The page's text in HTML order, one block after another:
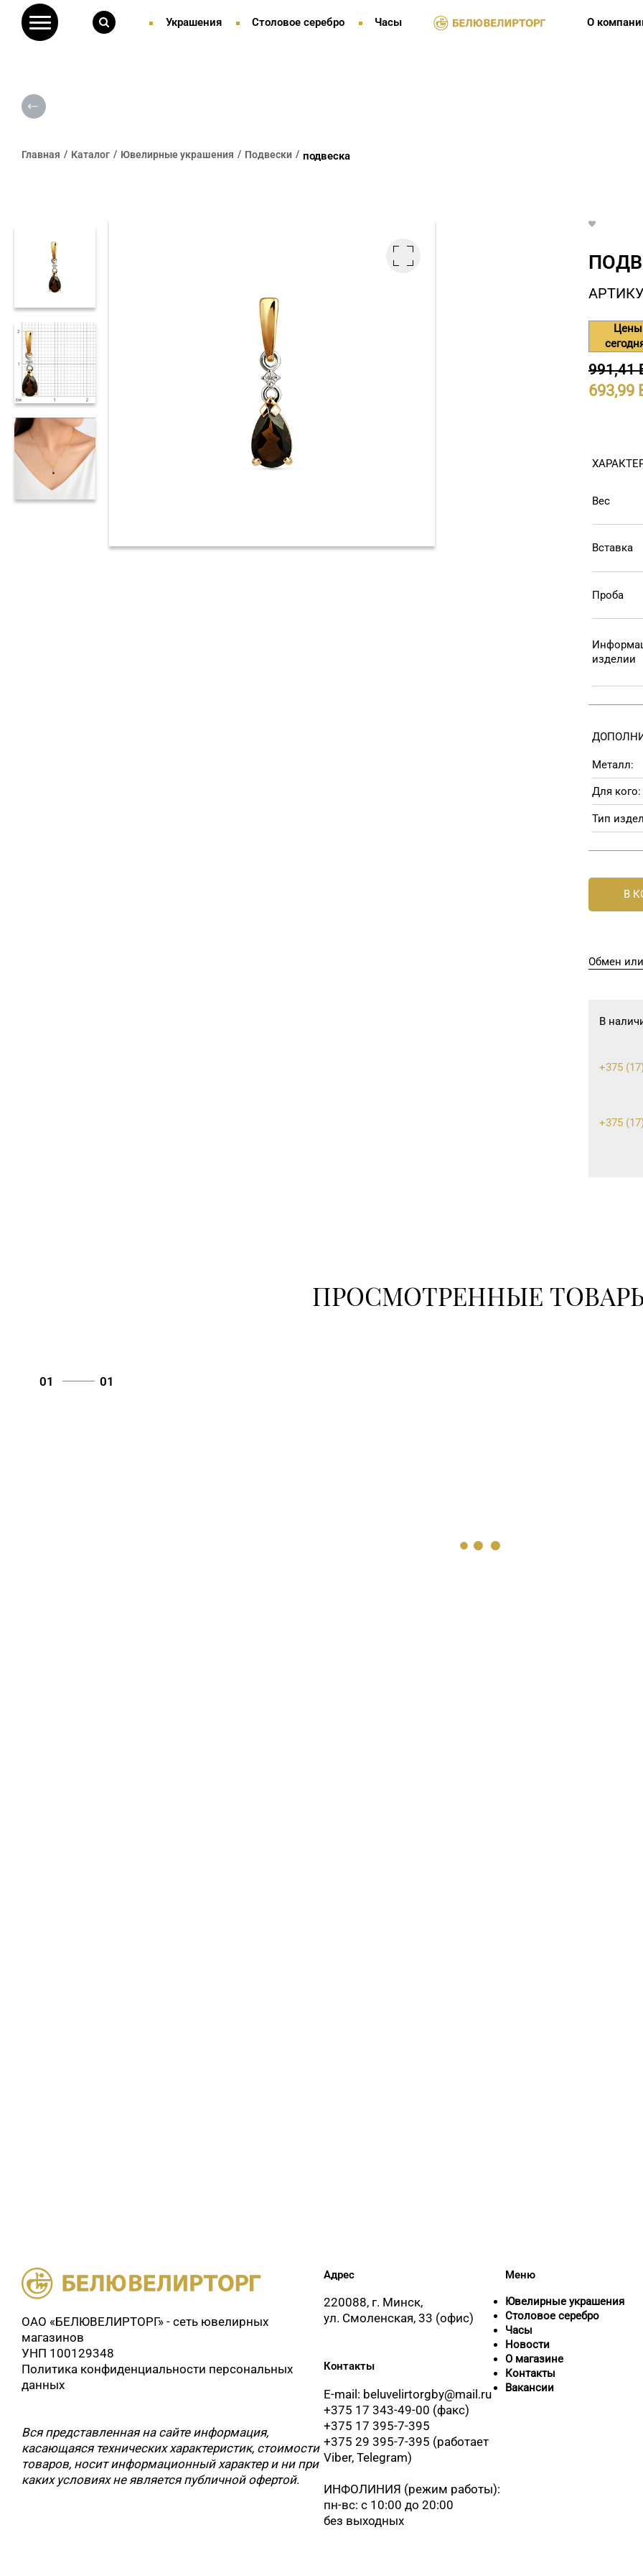
Украшения Столовое серебро Часы О
Главная Каталог Ювелирные украшения Подвески подвеска
Цены
991,41
693,99
Вес
Вставка
Проба
изделии
Металл:
Для кого:
Тип
В
Обмен
В
+375
+375
ПРОСМОТРЕННЫЕ
01 01
ОАО «БЕЛЮВЕЛИРТОРГ» - сеть ювелирных
магазинов
УНП 100129348
Политика конфиденциальности персональных
данных
Вся представленная на сайте информация,
касающаяся технических характеристик, стоимости
товаров, носит информационный характер и ни при
каких условиях не является публичной офертой.
Адрес
220088, г. Минск,
ул. Смоленская, 33 (офис)
Контакты
E-mail: beluvelirtorgby@mail.ru
+375 17 343-49-00 (факс)
+375 17 395-7-395
+375 29 395-7-395 (работает
Viber, Telegram)
ИНФОЛИНИЯ (режим работы):
пн-вс: с 10:00 до 20:00
без выходных
Меню
Ювелирные украшения
Столовое серебро
Часы
Новости
О магазине
Контакты
Вакансии